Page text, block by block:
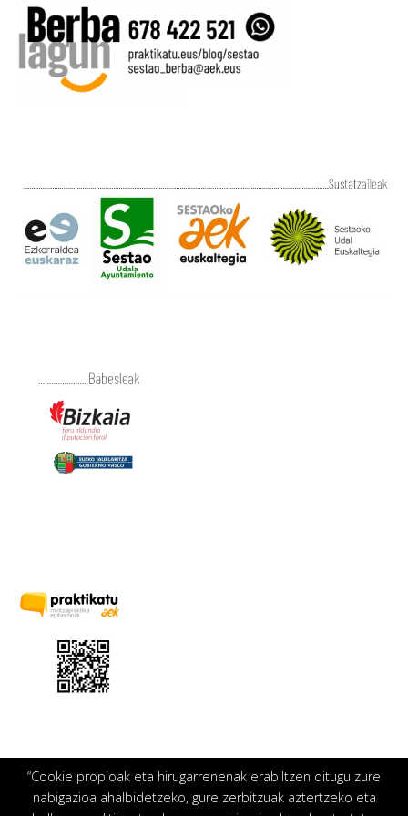
“Cookie propioak eta hirugarrenenak erabiltzen ditugu zure
nabigazioa ahalbidetzeko, gure zerbitzuak aztertzeko eta